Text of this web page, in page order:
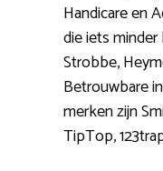
Handicare en
die iets
Strobbe,
Betrouwbare
merken zijn
TipTop,